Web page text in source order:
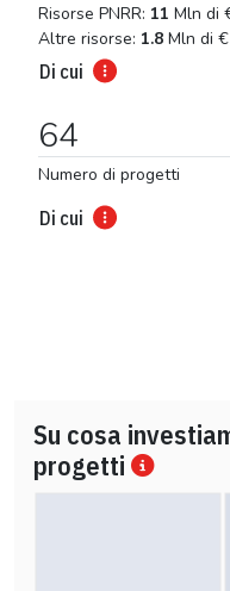
Risorse PNRR: 11 Mln di
Altre risorse: 1.8 Mln di €
Di cui
64
Numero di progetti
Di cui
Su cosa
progetti